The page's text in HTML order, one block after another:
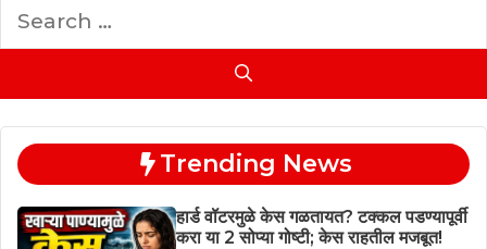
Trending News
हार्ड वॉटरमुळे केस गळतायत? टक्कल पडण्यापूर्वी
करा या 2 सोप्या गोष्टी; केस राहतील मजबूत!